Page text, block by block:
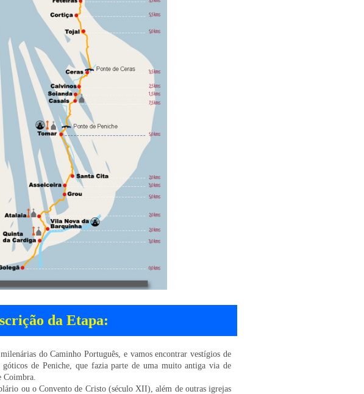
da Etapa:
do Caminho Português, e vamos encontrar vestígios de
góticos de Peniche, que fazia parte de uma muito antiga via de
Coimbra.
ou o Convento de Cristo (século XII), além de outras igrejas